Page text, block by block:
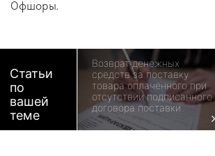
Офшоры.
Статьи
по
вашей
теме
Возврат денежных
средств за поставку
товара оплаченного при
отсутствии подписанного
договора поставки